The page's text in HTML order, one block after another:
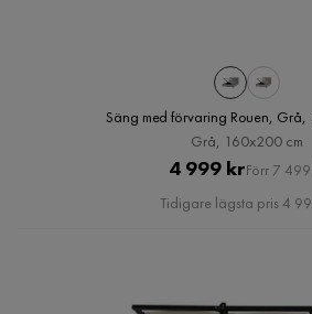
Säng med förvaring Rouen,
Grå, 160x200 cm
Pris
4 999 krOriginal
Pris
Förr 7
Tidigare lägsta pris 4